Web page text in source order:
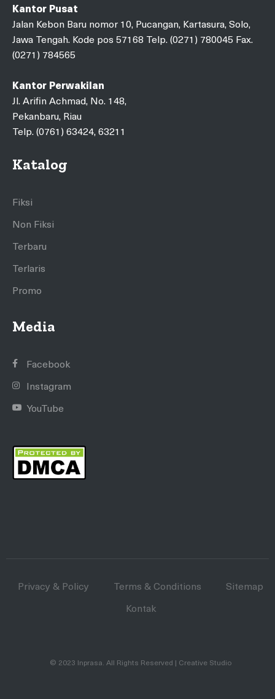
Kantor Pusat
Jalan Kebon Baru nomor 10, Pucangan, Kartasura, Solo,
Jawa Tengah. Kode pos 57168 Telp. (0271) 780045 Fax.
(0271) 784565
Kantor Perwakilan
Jl. Arifin Achmad, No. 148,
Pekanbaru, Riau
Telp. (0761) 63424, 63211
Katalog
Fiksi
Non Fiksi
Terbaru
Terlaris
Promo
Media
Facebook
Instagram
YouTube
Privacy & Policy Terms & Conditions
Sitemap
Kontak
© 2023 Inprasa. All Rights Reserved | Creative Studio